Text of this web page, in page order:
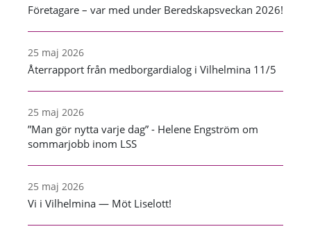
Företagare – var med under Beredskapsveckan 2026!
25 maj 2026
Återrapport från medborgardialog i Vilhelmina 11/5
25 maj 2026
”Man gör nytta varje dag” - Helene Engström om
sommarjobb inom LSS
25 maj 2026
Vi i Vilhelmina — Möt Liselott!